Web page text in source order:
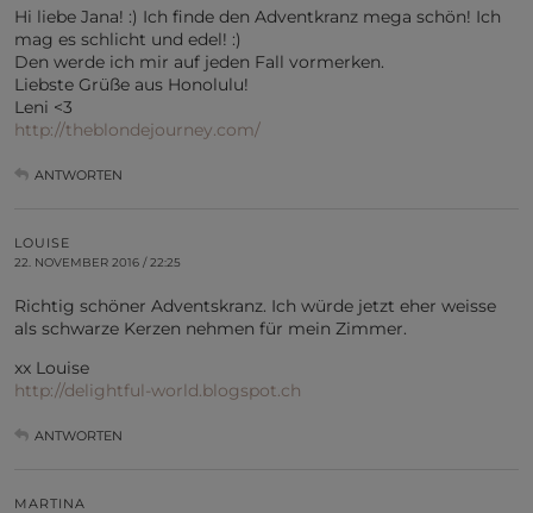
Hi liebe Jana! :) Ich finde den Adventkranz mega schön! Ich
mag es schlicht und edel! :)
Den werde ich mir auf jeden Fall vormerken.
Liebste Grüße aus Honolulu!
Leni <3
http://theblondejourney.com/
ANTWORTEN
LOUISE
22. NOVEMBER 2016 / 22:25
Richtig schöner Adventskranz. Ich würde jetzt eher weisse
als schwarze Kerzen nehmen für mein Zimmer.
xx Louise
http://delightful-world.blogspot.ch
ANTWORTEN
MARTINA